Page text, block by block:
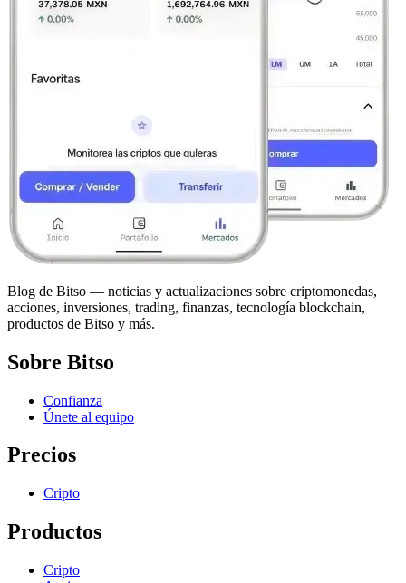
Blog de Bitso — noticias y actualizaciones sobre criptomonedas,
acciones, inversiones, trading, finanzas, tecnología blockchain,
productos de Bitso y más.
Sobre Bitso
Confianza
Únete al equipo
Precios
Cripto
Productos
Cripto